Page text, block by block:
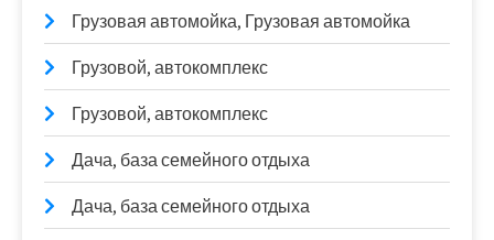
Грузовая автомойка, Грузовая автомойка
Грузовой, автокомплекс
Грузовой, автокомплекс
Дача, база семейного отдыха
Дача, база семейного отдыха